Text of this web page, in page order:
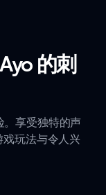
的刺
享受独特的声
玩法与令人兴